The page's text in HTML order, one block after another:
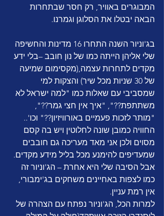
המבוגרים באוויר, רק חסר שבתחרות
הבאה יבטלו את הסלוגן וגמרנו.
בג'וניור השנה התחרו 16 מדינות והחשיפה
שלי אליהן הייתה כמו של נון חובב –בלי ידע
מקדים לתחרות עצמה,(מקסימום שמיעה
של 30 שניות מכל שיר) והצקות למי
שמסביבי עם שאלות כמו "למה ישראל לא
משתתפת??", "איך אין חצי גמר??",
"מותר לזכות פעמיים באורוויזיון??" וכו'..
החוויה כמובן שונה לחלוטין ויש בה קסם
מסוים ולכן אני מאד מעריכה גם חובבים
שמעדיפים להימנע מכל בליל מידע מקדים.
אבל הסיבה שלי היא אחרת – הג'וניור זה
כמו לצפות באחיינים משחקים בג'ימבורי,
אין רמת עניין.
למרות הכל, הג'וניור נפתח עם הצהרה של